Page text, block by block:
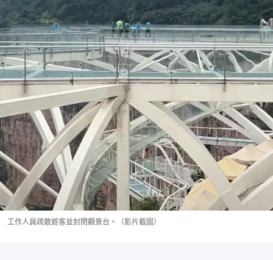
工作人員疏散遊客並封閉觀景台。（影片截圖）